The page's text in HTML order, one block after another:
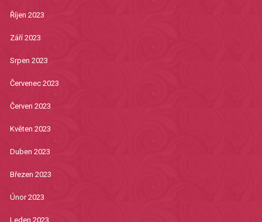
Říjen 2023
Září 2023
Srpen 2023
Červenec 2023
Červen 2023
Květen 2023
Duben 2023
Březen 2023
Únor 2023
Leden 2023